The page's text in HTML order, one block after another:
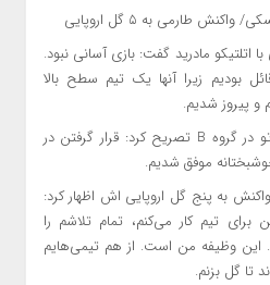
طارمی به ۵ گل اروپایی
با اتلتیکو مادرید گفت: بازی آسانی نبود.
بودیم زیرا آنها یک تیم سطح بالا
و پیروز شدیم.
وی در خصوص صدرنشینی پورتو در گروه B تصریح کرد: قرار گرفتن در
موفق شدیم.
به پنج گل اروپایی اش اظهار کرد:
تیم کار می‌کنم، تمام تلاشم را
این وظیفه من است. از هم تیمی‌هایم
تا گل بزنم.